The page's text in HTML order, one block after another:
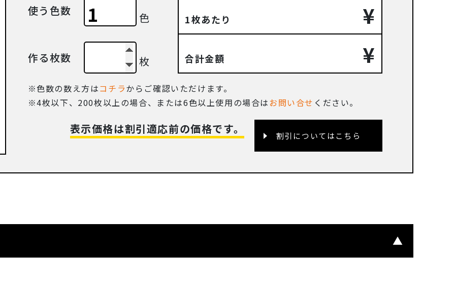
使う色数 色
作る枚数 枚
1枚あたり ¥
合計金額 ¥
色数の数え方はコチラからご確認いただけます。
4枚以下、200枚以上の場合、または6色以上使用の場合はお問い合せ ください。
表示価格は割引適応前の価格です。 割引についてはこちら